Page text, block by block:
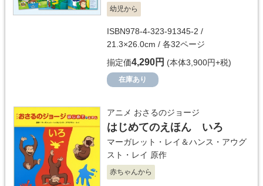
幼児から
ISBN978-4-323-91345-2 /
21.3×26.0cm / 各32ページ
揃定価4,290円 (本体3,900円+税)
在庫あり
アニメ おさるのジョージ
はじめてのえほん いろ
マーガレット・レイ＆ハンス・アウグ
スト・レイ 原作
赤ちゃんから